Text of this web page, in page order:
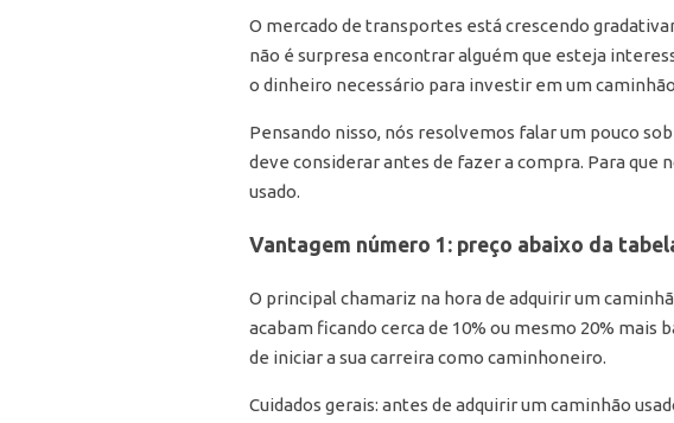
O mercado de transportes está crescendo
não é surpresa encontrar alguém que esteja
o dinheiro necessário para investir em um
Pensando nisso, nós resolvemos falar um pouco
deve considerar antes de fazer a compra. Para que
usado.
Vantagem número 1: preço abaixo da
O principal chamariz na hora de adquirir um
acabam ficando cerca de 10% ou mesmo 20%
de iniciar a sua carreira como caminhoneiro.
Cuidados gerais: antes de adquirir um caminhão